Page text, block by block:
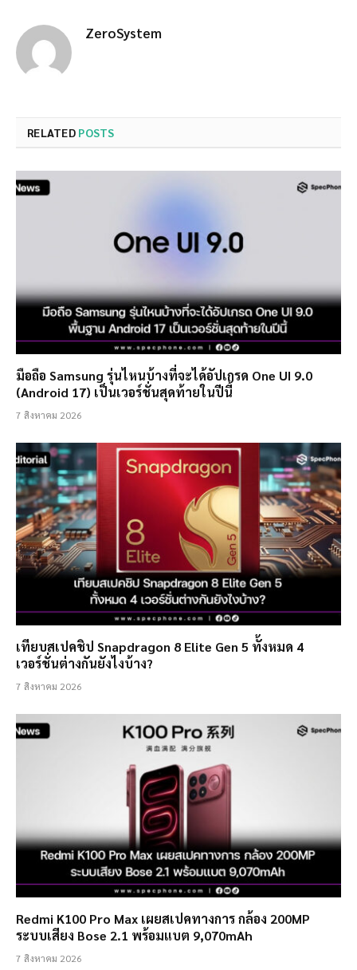
ZeroSystem
RELATED POSTS
มือถือ Samsung รุ่นไหนบ้างที่จะได้อัปเกรด One UI 9.0
(Android 17) เป็นเวอร์ชั่นสุดท้ายในปีนี้
7 สิงหาคม 2026
เทียบสเปคชิป Snapdragon 8 Elite Gen 5 ทั้งหมด 4
เวอร์ชั่นต่างกันยังไงบ้าง?
7 สิงหาคม 2026
Redmi K100 Pro Max เผยสเปคทางการ กล้อง 200MP
ระบบเสียง Bose 2.1 พร้อมแบต 9,070mAh
7 สิงหาคม 2026